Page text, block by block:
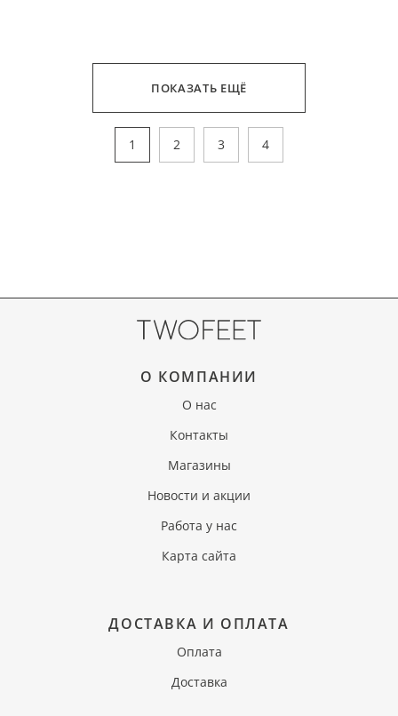
ПОКАЗАТЬ ЕЩЁ
1 2 3 4
О КОМПАНИИ
О нас
Контакты
Магазины
Новости и акции
Работа у нас
Карта сайта
ДОСТАВКА И ОПЛАТА
Оплата
Доставка